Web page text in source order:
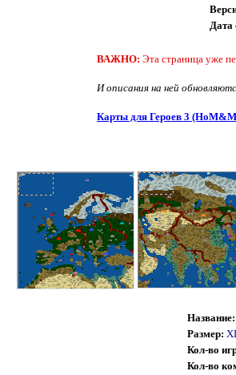
Дата
ВАЖНО: Эта страница уже
И описания на ней
Карты для Героев 3
Название:
Размер:
Кол-во
Кол-во